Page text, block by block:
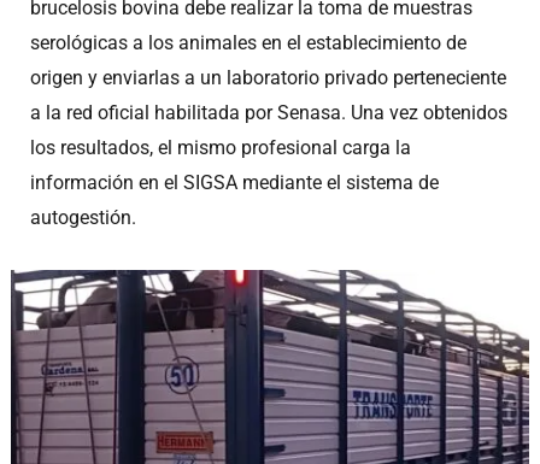
brucelosis bovina debe realizar la toma de muestras
serológicas a los animales en el establecimiento de
origen y enviarlas a un laboratorio privado perteneciente
a la red oficial habilitada por Senasa. Una vez obtenidos
los resultados, el mismo profesional carga la
información en el SIGSA mediante el sistema de
autogestión.